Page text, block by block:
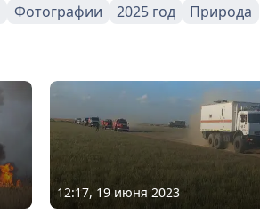
Фотографии 2025 год Природа
12:17, 19 июня 2023